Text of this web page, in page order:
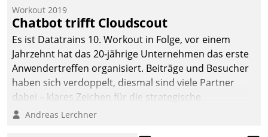
Workout 2019
Chatbot trifft Cloudscout
Es ist Datatrains 10. Workout in Folge, vor einem
Jahrzehnt hat das 20-jährige Unternehmen das erste
Anwendertreffen organisiert. Beiträge und Besucher
haben sich verdoppelt, diesmal sind viele Partner
dabei – klares Zeichen für die strategische
Fokussierung auf den Kunden.
Andreas Lerchner